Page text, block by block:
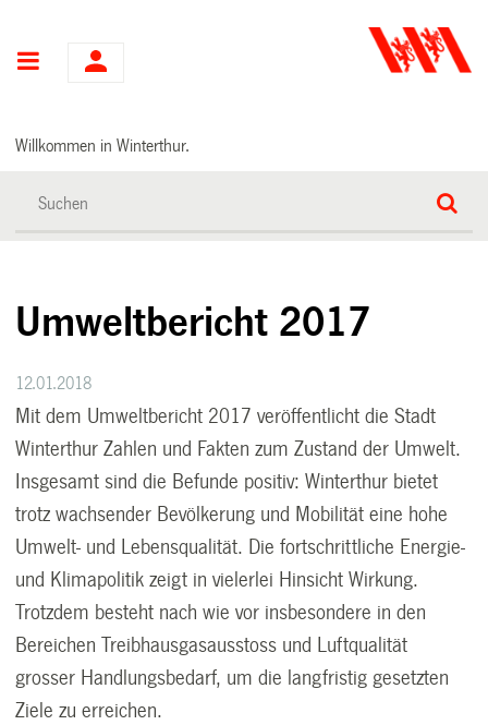
Hauptnavigation
Willkommen in Winterthur.
Umweltbericht 2017
12.01.2018
Mit dem Umweltbericht 2017 veröffentlicht die Stadt
Winterthur Zahlen und Fakten zum Zustand der Umwelt.
Insgesamt sind die Befunde positiv: Winterthur bietet
trotz wachsender Bevölkerung und Mobilität eine hohe
Umwelt- und Lebensqualität. Die fortschrittliche Energie-
und Klimapolitik zeigt in vielerlei Hinsicht Wirkung.
Trotzdem besteht nach wie vor insbesondere in den
Bereichen Treibhausgasausstoss und Luftqualität
grosser Handlungsbedarf, um die langfristig gesetzten
Ziele zu erreichen.